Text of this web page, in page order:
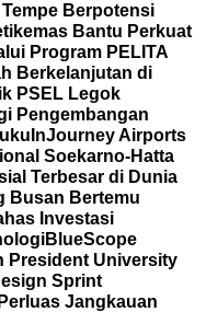
Berpotensi
Bantu Perkuat
Program PELITA
Berkelanjutan di
PSEL Legok
Pengembangan
InJourney Airports
Soekarno-Hatta
Terbesar di Dunia
Busan Bertemu
Investasi
BlueScope
President University
Sprint
Jangkauan